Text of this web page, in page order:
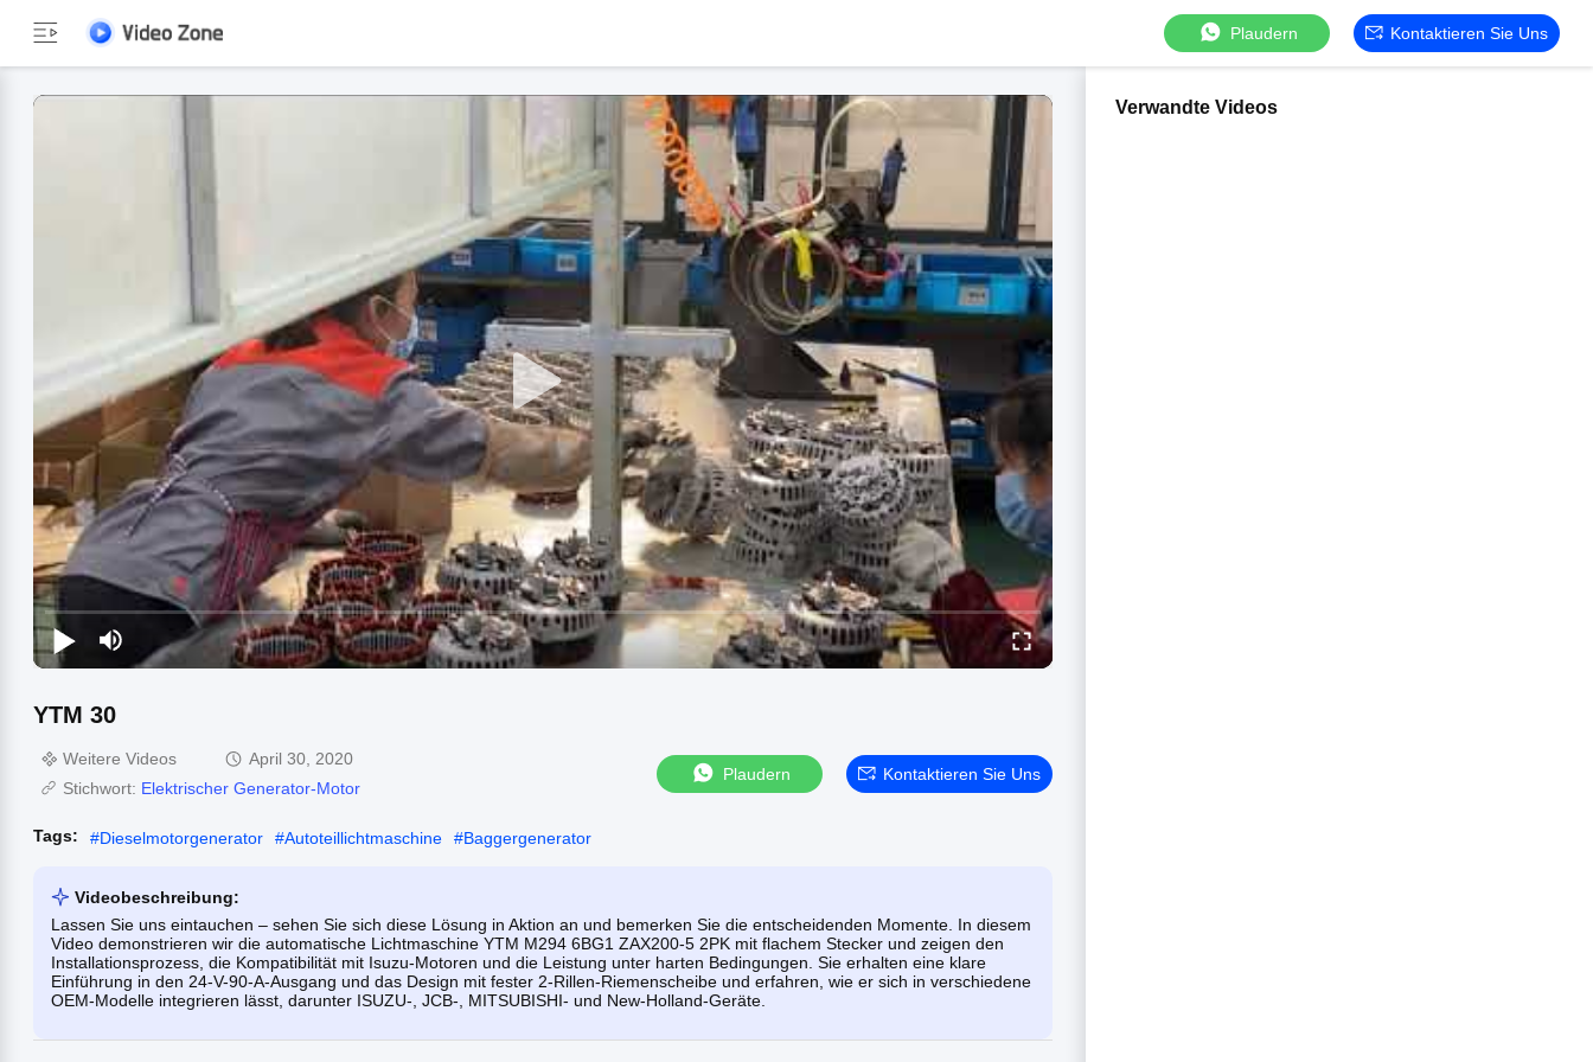
Plaudern Kontaktieren Sie Uns
YTM 30
Weitere Videos
April 30, 2020
Stichwort: Elektrischer Generator-Motor
Plaudern Kontaktieren Sie Uns
Tags: #Dieselmotorgenerator #Autoteillichtmaschine #Baggergenerator
Videobeschreibung:
Lassen Sie uns eintauchen – sehen Sie sich diese Lösung in Aktion an und bemerken Sie die entscheidenden Momente. In diesem
Video demonstrieren wir die automatische Lichtmaschine YTM M294 6BG1 ZAX200-5 2PK mit flachem Stecker und zeigen den
Installationsprozess, die Kompatibilität mit Isuzu-Motoren und die Leistung unter harten Bedingungen. Sie erhalten eine klare
Einführung in den 24-V-90-A-Ausgang und das Design mit fester 2-Rillen-Riemenscheibe und erfahren, wie er sich in verschiedene
OEM-Modelle integrieren lässt, darunter ISUZU-, JCB-, MITSUBISHI- und New-Holland-Geräte.
Verwandte Videos